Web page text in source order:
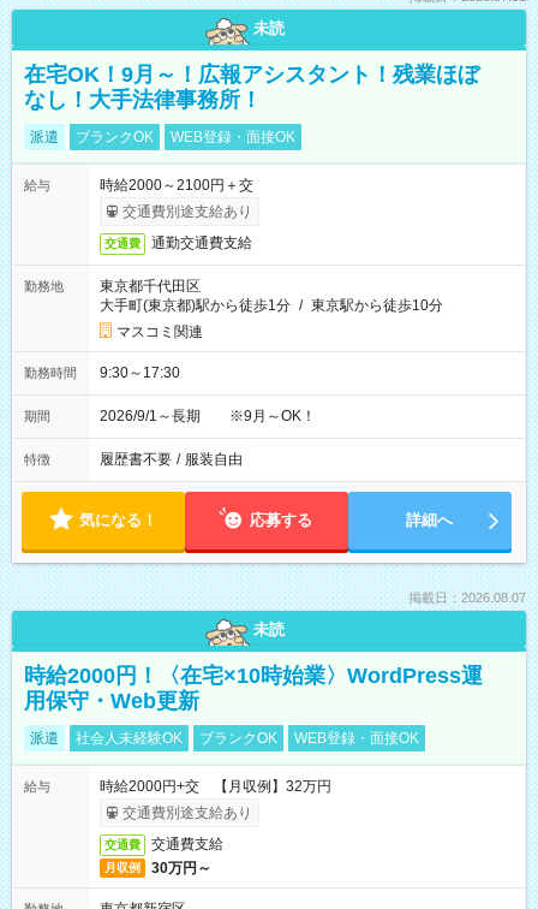
未読
在宅OK！9月～！広報アシスタント！残業ほぼ
なし！大手法律事務所！
派遣 ブランクOK WEB登録・面接OK
給与
時給2000～2100円＋交
交通費別途支給あり
交通費 通勤交通費支給
勤務地
東京都千代田区
大手町(東京都)駅から徒歩1分 / 東京駅から徒歩10分
マスコミ関連
勤務時間 9:30～17:30
期間 2026/9/1～長期 ※9月～OK！
特徴 履歴書不要 / 服装自由
気になる！ 応募する 詳細へ
掲載日：2026.08.07
未読
時給2000円！〈在宅×10時始業〉WordPress運
用保守・Web更新
派遣 社会人未経験OK ブランクOK WEB登録・面接OK
給与
時給2000円+交 【月収例】32万円
交通費別途支給あり
交通費 交通費支給
月収例 30万円～